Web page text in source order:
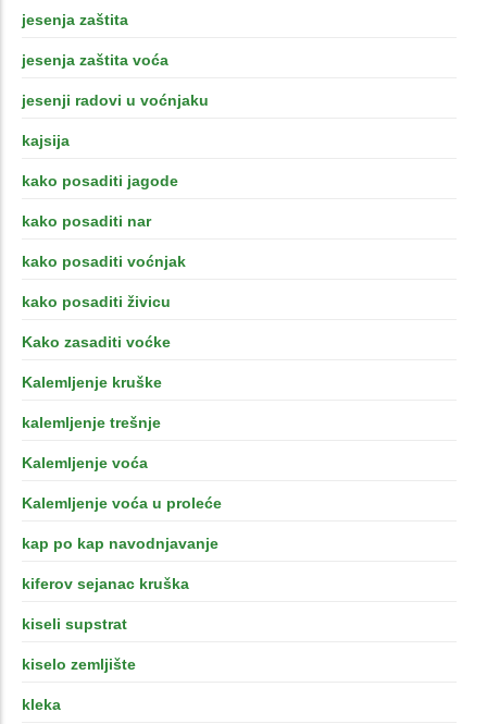
jesenja zaštita
jesenja zaštita voća
jesenji radovi u voćnjaku
kajsija
kako posaditi jagode
kako posaditi nar
kako posaditi voćnjak
kako posaditi živicu
Kako zasaditi voćke
Kalemljenje kruške
kalemljenje trešnje
Kalemljenje voća
Kalemljenje voća u proleće
kap po kap navodnjavanje
kiferov sejanac kruška
kiseli supstrat
kiselo zemljište
kleka